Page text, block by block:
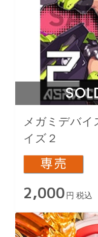
メガミデバイ
イズ２
2,000 円 税込